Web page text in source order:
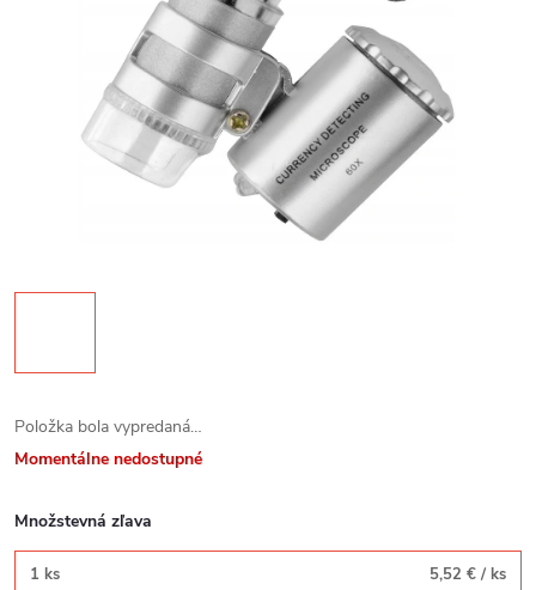
Položka bola vypredaná…
Momentálne nedostupné
Množstevná zľava
1 ks 5,52 € / ks